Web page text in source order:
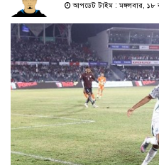
আপডেট টাইম : মঙ্গলবার, ১৮